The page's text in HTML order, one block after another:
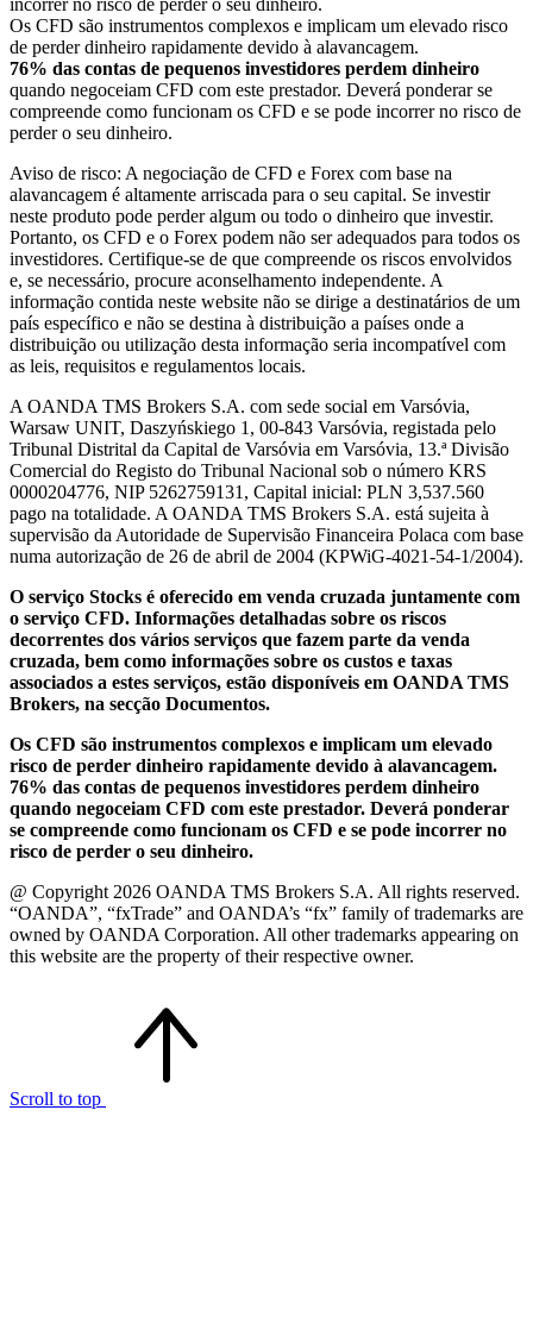
Os CFD são instrumentos complexos e implicam um elevado risco
de perder dinheiro rapidamente devido à alavancagem.
76% das contas de pequenos investidores perdem dinheiro
quando negoceiam CFD com este prestador. Deverá ponderar se
compreende como funcionam os CFD e se pode incorrer no risco de
perder o seu dinheiro.
Aviso de risco: A negociação de CFD e Forex com base na
alavancagem é altamente arriscada para o seu capital. Se investir
neste produto pode perder algum ou todo o dinheiro que investir.
Portanto, os CFD e o Forex podem não ser adequados para todos os
investidores. Certifique-se de que compreende os riscos envolvidos
e, se necessário, procure aconselhamento independente. A
informação contida neste website não se dirige a destinatários de um
país específico e não se destina à distribuição a países onde a
distribuição ou utilização desta informação seria incompatível com
as leis, requisitos e regulamentos locais.
A OANDA TMS Brokers S.A. com sede social em Varsóvia,
Warsaw UNIT, Daszyńskiego 1, 00-843 Varsóvia, registada pelo
Tribunal Distrital da Capital de Varsóvia em Varsóvia, 13.ª Divisão
Comercial do Registo do Tribunal Nacional sob o número KRS
0000204776, NIP 5262759131, Capital inicial: PLN 3,537.560
pago na totalidade. A OANDA TMS Brokers S.A. está sujeita à
supervisão da Autoridade de Supervisão Financeira Polaca com base
numa autorização de 26 de abril de 2004 (KPWiG-4021-54-1/2004).
O serviço Stocks é oferecido em venda cruzada juntamente com
o serviço CFD. Informações detalhadas sobre os riscos
decorrentes dos vários serviços que fazem parte da venda
cruzada, bem como informações sobre os custos e taxas
associados a estes serviços, estão disponíveis em OANDA TMS
Brokers, na secção Documentos.
Os CFD são instrumentos complexos e implicam um elevado
risco de perder dinheiro rapidamente devido à alavancagem.
76% das contas de pequenos investidores perdem dinheiro
quando negoceiam CFD com este prestador. Deverá ponderar
se compreende como funcionam os CFD e se pode incorrer no
risco de perder o seu dinheiro.
@ Copyright 2026 OANDA TMS Brokers S.A. All rights reserved.
“OANDA”, “fxTrade” and OANDA’s “fx” family of trademarks are
owned by OANDA Corporation. All other trademarks appearing on
this website are the property of their respective owner.
Scroll to top